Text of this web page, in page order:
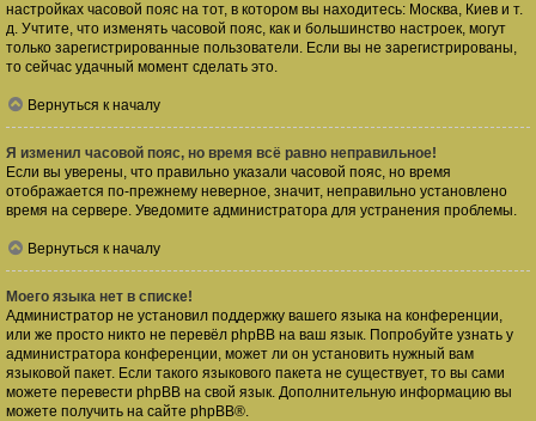
настройках часовой пояс на тот, в котором вы находитесь: Москва, Киев и т.
д. Учтите, что изменять часовой пояс, как и большинство настроек, могут
только зарегистрированные пользователи. Если вы не зарегистрированы,
то сейчас удачный момент сделать это.
Вернуться к началу
Я изменил часовой пояс, но время всё равно неправильное!
Если вы уверены, что правильно указали часовой пояс, но время
отображается по-прежнему неверное, значит, неправильно установлено
время на сервере. Уведомите администратора для устранения проблемы.
Вернуться к началу
Моего языка нет в списке!
Администратор не установил поддержку вашего языка на конференции,
или же просто никто не перевёл phpBB на ваш язык. Попробуйте узнать у
администратора конференции, может ли он установить нужный вам
языковой пакет. Если такого языкового пакета не существует, то вы сами
можете перевести phpBB на свой язык. Дополнительную информацию вы
можете получить на сайте phpBB®.